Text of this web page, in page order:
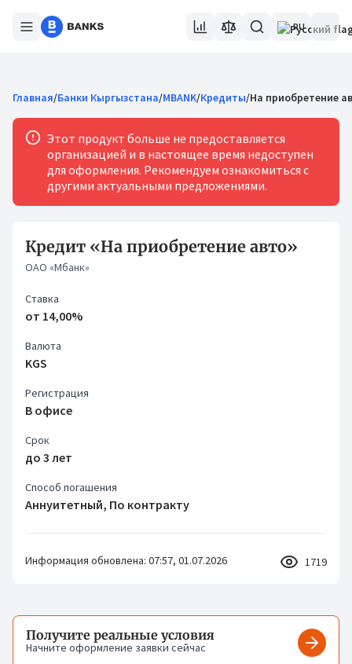
RU
Главная/Банки Кыргызстана/MBANK/Кредиты/На приобретение
Этот продукт больше не предоставляется
организацией и в настоящее время недоступен
для оформления. Рекомендуем ознакомиться с
другими актуальными предложениями.
Кредит «На приобретение авто»
ОАО «Мбанк»
Ставка
от 14,00%
Валюта
KGS
Регистрация
В офисе
Срок
до 3 лет
Способ погашения
Аннуитетный, По контракту
Информация обновлена: 07:57, 01.07.2026 1719
Получите реальные условия
Начните оформление заявки сейчас